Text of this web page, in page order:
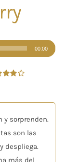
00:00
y sorprenden.
son las
despliega.
más del